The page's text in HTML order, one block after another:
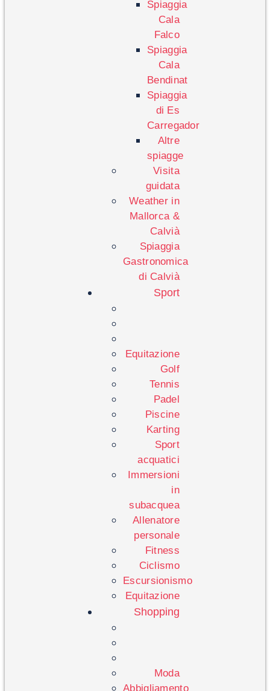
Spiaggia
Cala
Falco
Spiaggia
Cala
Bendinat
Spiaggia
di Es
Carregador
Altre
spiagge
Visita
guidata
Weather in
Mallorca &
Calvià
Spiaggia
Gastronomica
di Calvià
Sport
Equitazione
Golf
Tennis
Padel
Piscine
Karting
Sport
acquatici
Immersioni
in
subacquea
Allenatore
personale
Fitness
Ciclismo
Escursionismo
Equitazione
Shopping
Moda
Abbigliamento